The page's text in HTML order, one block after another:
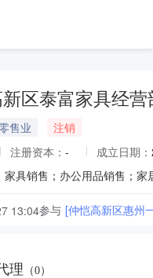
区泰富家具经营
售业
注销
注册资本： - 成立日期：
13:04参与 [仲恺高新区惠州
理 （0）